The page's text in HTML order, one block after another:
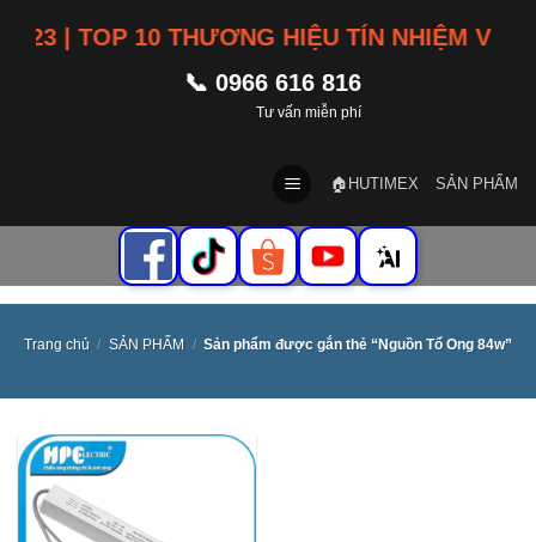
| TOP 10 THƯƠNG HIỆU TÍN NHIỆM VIỆT
📞 0966 616 816
Tư vấn miễn phí
🏠HUTIMEX SẢN PHẨM
Trang chủ / SẢN PHẨM / Sản phẩm được gắn thẻ “Nguồn Tổ Ong 84w”